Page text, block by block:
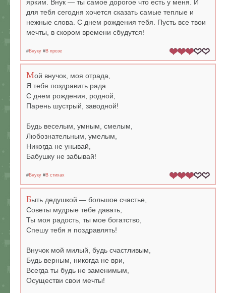
ярким. Внук — ты самое дорогое что есть у меня. И
для тебя сегодня хочется сказать самые теплые и
нежные слова. С днем рождения тебя. Пусть все твои
мечты, в скором времени сбудутся!
#Внуку #В прозе
Мой внучок, моя отрада,
Я тебя поздравить рада.
С днем рождения, родной,
Парень шустрый, заводной!
Будь веселым, умным, смелым,
Любознательным, умелым,
Никогда не унывай,
Бабушку не забывай!
#Внуку #В стихах
Быть дедушкой — большое счастье,
Советы мудрые тебе давать,
Ты моя радость, ты мое богатство,
Спешу тебя я поздравлять!
Внучок мой милый, будь счастливым,
Будь верным, никогда не ври,
Всегда ты будь не заменимым,
Осуществи свои мечты!